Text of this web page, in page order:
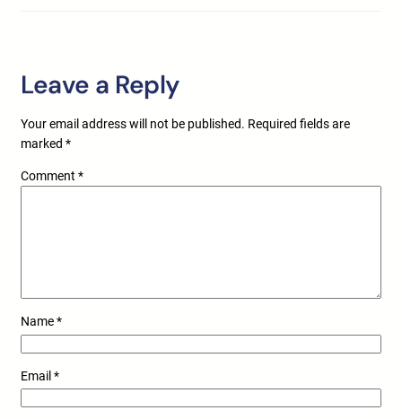
Leave a Reply
Your email address will not be published. Required fields are
marked *
Comment *
Name*
Email *